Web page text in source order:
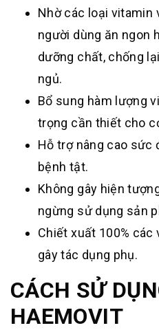
Nhờ các loại vitamin
người dùng ăn ngon
dưỡng chất, chống
ngủ.
Bổ sung hàm lượng
trọng cần thiết cho
Hỗ trợ nâng cao sức
bệnh tật.
Không gây hiện
ngừng sử dụng sản
Chiết xuất 100%
gây tác dụng phụ.
CÁCH SỬ
HAEMOVIT